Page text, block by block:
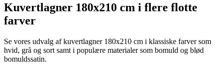
Kuvertlagner 180x210 cm i flere flotte
farver
Se vores udvalg af kuvertlagner 180x210 cm i klassiske farver som
hvid, grå og sort samt i populære materialer som bomuld og blød
bomuldssatin.